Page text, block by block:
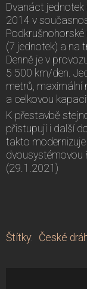
Dvanáct
2014 v
(7 jednotek) a na
Denně je v
5 500 km/den.
metrů, maximální
a celkovou
K přestavbě
přistupují i další
takto
dvousystémovou
(29.1.2021)
Štítky: České